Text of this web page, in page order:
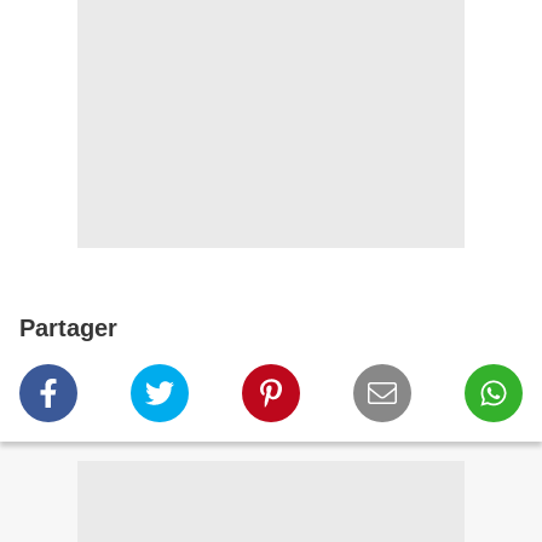
Partager